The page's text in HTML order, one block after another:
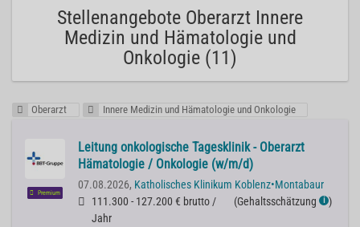
Stellenangebote Oberarzt Innere
Medizin und Hämatologie und
Onkologie (11)
Oberarzt Innere Medizin und Hämatologie und Onkologie
Premium
Leitung onkologische Tagesklinik - Oberarzt
Hämatologie / Onkologie (w/m/d)
07.08.2026, Katholisches Klinikum Koblenz•Montabaur
111.300 - 127.200 € brutto /
Jahr
(Gehaltsschätzung ℹ )